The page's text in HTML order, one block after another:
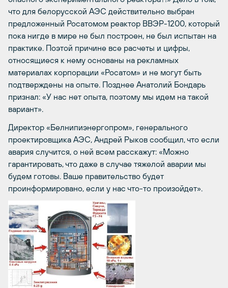
что для белорусской АЭС действительно выбран
предложенный Росатомом реактор ВВЭР-1200, который
пока нигде в мире не был построен, не был испытан на
практике. Поэтой причине все расчеты и цифры,
относящиеся к нему основаны на рекламных
материалах корпорации «Росатом» и не могут быть
подтверждены на опыте. Позднее Анатолий Бондарь
признал: «У нас нет опыта, поэтому мы идем на такой
вариант».
Директор «Белнипиэнергопром», генерального
проектировщика АЭС, Андрей Рыков сообщил, что если
авария случится, о ней всем расскажут: «Можно
гарантировать, что даже в случае тяжелой аварии мы
будем готовы. Ваше правительство будет
проинформировано, если у нас что-то произойдет».